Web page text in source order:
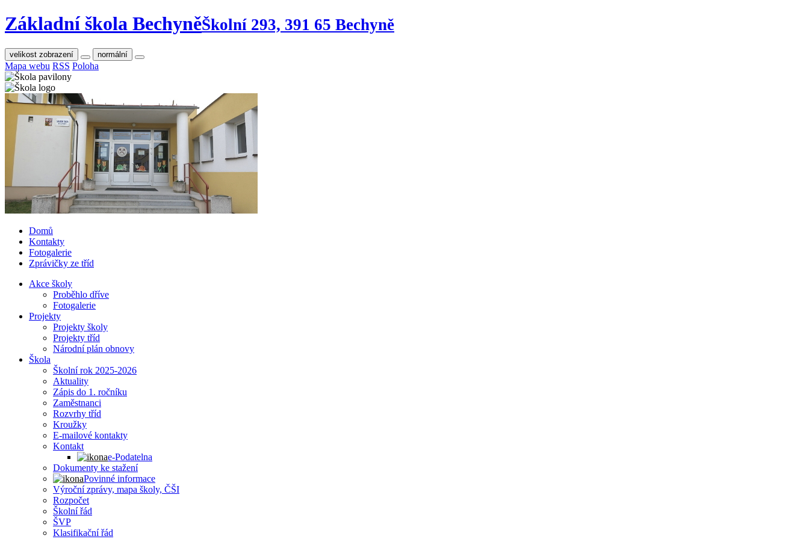
Základní škola BechyněŠkolní 293, 391 65 Bechyně
velikost zobrazení normální
Mapa webu RSS Poloha
Domů
Kontakty
Fotogalerie
Zprávičky ze tříd
Akce školy
Proběhlo dříve
Fotogalerie
Projekty
Projekty školy
Projekty tříd
Národní plán obnovy
Škola
Školní rok 2025-2026
Aktuality
Zápis do 1. ročníku
Zaměstnanci
Rozvrhy tříd
Kroužky
E-mailové kontakty
Kontakt
e-Podatelna
Dokumenty ke stažení
Povinné informace
Výroční zprávy, mapa školy, ČŠI
Rozpočet
Školní řád
ŠVP
Klasifikační řád